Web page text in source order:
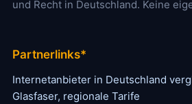
und Recht in Deutschland. Keine
Partnerlinks*
Internetanbieter in Deutschland
Glasfaser, regionale Tarife